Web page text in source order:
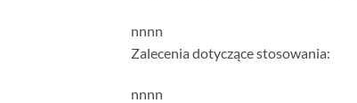
nnnn
Zalecenia dotyczące stosowania:
nnnn